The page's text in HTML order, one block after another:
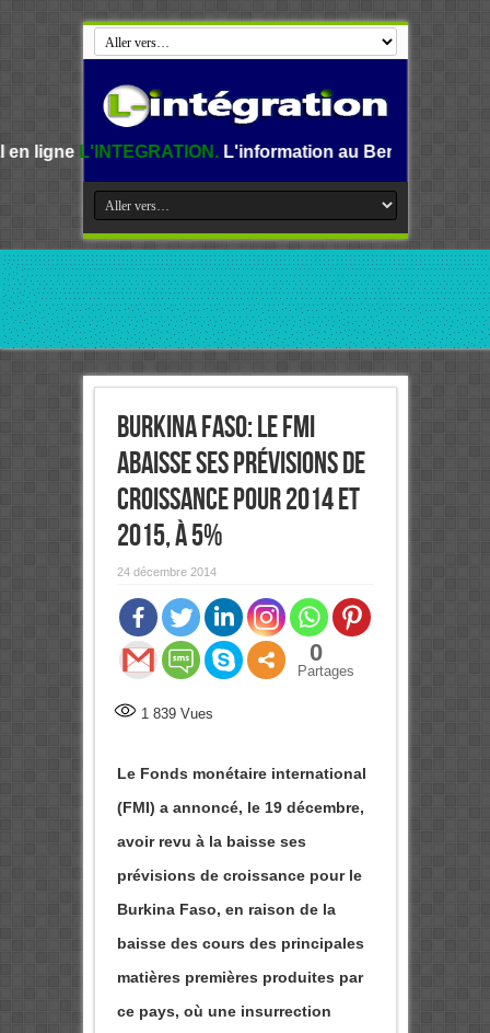
L'information au Benin, en Afrique et dans le
Burkina Faso: le FMI
abaisse ses prévisions de
croissance pour 2014 et
2015, à 5%
24 décembre 2014
0
Partages
1 839Vues
Le Fonds monétaire international
(FMI) a annoncé, le 19 décembre,
avoir revu à la baisse ses
prévisions de croissance pour le
Burkina Faso, en raison de la
baisse des cours des principales
matières premières produites par
ce pays, où une insurrection